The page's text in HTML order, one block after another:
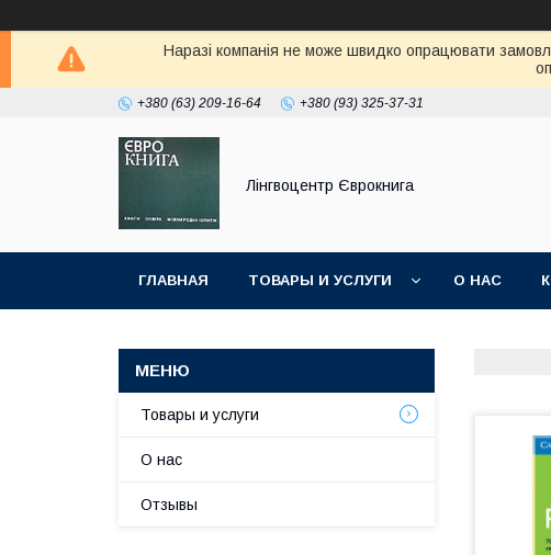
Наразі компанія не може швидко опрацювати
+380 (63) 209-16-64 +380 (93) 325-37-31
Лінгвоцентр Єврокнига
ГЛАВНАЯ ТОВАРЫ И УСЛУГИ О НАС
Товары и услуги
О нас
Отзывы